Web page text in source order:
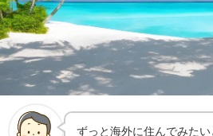
ずっと海外に住んでみた